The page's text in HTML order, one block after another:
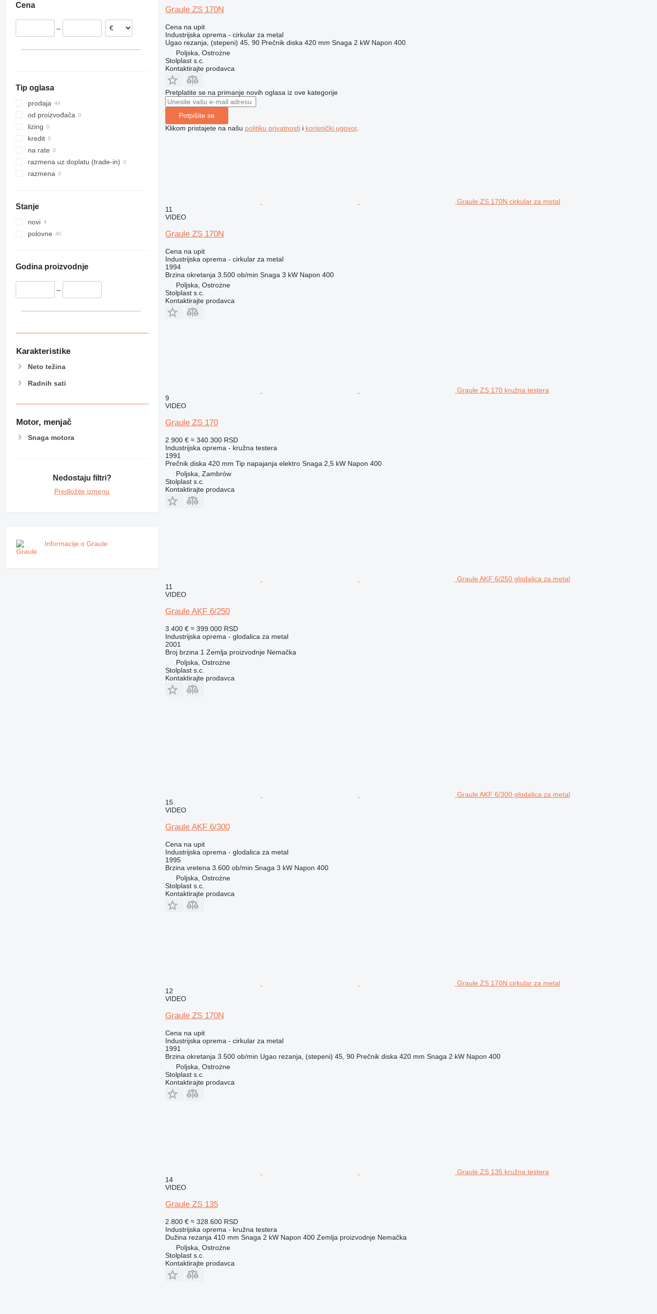
Norveška
Cena
–
Tip oglasa
prodaja
od proizvođača
lizing
kredit
na rate
razmena uz doplatu (trade-in)
razmena
Stanje
novi
polovne
Godina proizvodnje
–
Karakteristike
Neto težina
Radnih sati
Motor, menjač
Snaga motora
Nedostaju filtri?
Predložite izmenu
Informacije o Graule
Graule ZS 170N
Cena na upit
Industrijska oprema - cirkular za metal
Ugao rezanja, (stepeni) 45, 90 Prečnik diska 420 mm Snaga 2 kW Napon 400
Poljska, Ostrożne
Stolplast s.c.
Kontaktirajte prodavca
Pretplatite se na primanje novih oglasa iz ove kategorije
Potpišite se
Klikom pristajete na našu politiku privatnostii korisnički ugovor.
Graule ZS 170N cirkular za metal
11
VIDEO
Graule ZS 170N
Cena na upit
Industrijska oprema - cirkular za metal
1994
Brzina okretanja 3.500 ob/min Snaga 3 kW Napon 400
Poljska, Ostrożne
Stolplast s.c.
Kontaktirajte prodavca
Graule ZS 170 kružna testera
9
VIDEO
Graule ZS 170
2.900 € ≈ 340.300 RSD
Industrijska oprema - kružna testera
1991
Prečnik diska 420 mm Tip napajanja elektro Snaga 2,5 kW Napon 400
Poljska, Zambrów
Stolplast s.c.
Kontaktirajte prodavca
Graule AKF 6/250 glodalica za metal
11
VIDEO
Graule AKF 6/250
3.400 € ≈ 399.000 RSD
Industrijska oprema - glodalica za metal
2001
Broj brzina 1 Zemlja proizvodnje Nemačka
Poljska, Ostrożne
Stolplast s.c.
Kontaktirajte prodavca
Graule AKF 6/300 glodalica za metal
15
VIDEO
Graule AKF 6/300
Cena na upit
Industrijska oprema - glodalica za metal
1995
Brzina vretena 3.600 ob/min Snaga 3 kW Napon 400
Poljska, Ostrożne
Stolplast s.c.
Kontaktirajte prodavca
Graule ZS 170N cirkular za metal
12
VIDEO
Graule ZS 170N
Cena na upit
Industrijska oprema - cirkular za metal
1991
Brzina okretanja 3.500 ob/min Ugao rezanja, (stepeni) 45, 90 Prečnik diska 420 mm Snaga 2 kW Napon 400
Poljska, Ostrożne
Stolplast s.c.
Kontaktirajte prodavca
Graule ZS 135 kružna testera
14
VIDEO
Graule ZS 135
2.800 € ≈ 328.600 RSD
Industrijska oprema - kružna testera
Dužina rezanja 410 mm Snaga 2 kW Napon 400 Zemlja proizvodnje Nemačka
Poljska, Ostrożne
Stolplast s.c.
Kontaktirajte prodavca